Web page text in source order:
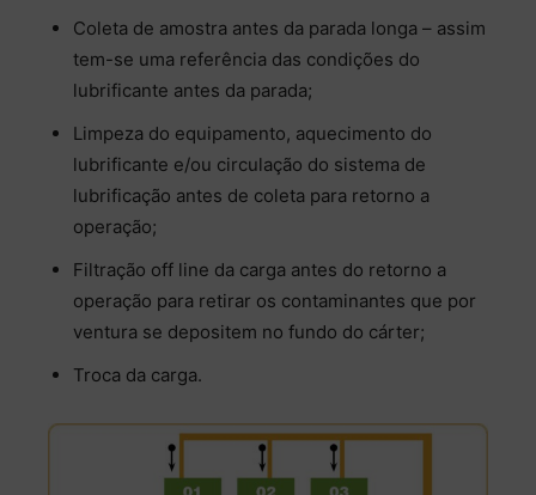
Coleta de amostra antes da parada longa – assim
tem-se uma referência das condições do
lubrificante antes da parada;
Limpeza do equipamento, aquecimento do
lubrificante e/ou circulação do sistema de
lubrificação antes de coleta para retorno a
operação;
Filtração off line da carga antes do retorno a
operação para retirar os contaminantes que por
ventura se depositem no fundo do cárter;
Troca da carga.